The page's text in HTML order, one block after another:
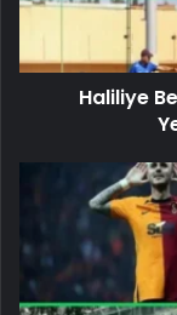
Haliliye